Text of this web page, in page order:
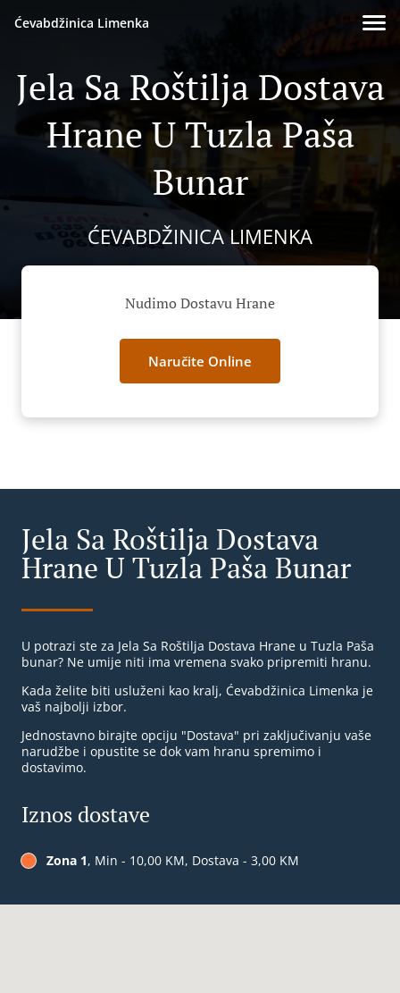
Ćevabdžinica Limenka
Jela Sa Roštilja Dostava
Hrane U Tuzla Paša
Bunar
ĆEVABDŽINICA LIMENKA
Nudimo Dostavu Hrane
Naručite Online
Jela Sa Roštilja Dostava
Hrane U Tuzla Paša Bunar
U potrazi ste za Jela Sa Roštilja Dostava Hrane u Tuzla Paša
bunar? Ne umije niti ima vremena svako pripremiti hranu.
Kada želite biti usluženi kao kralj, Ćevabdžinica Limenka je
vaš najbolji izbor.
Jednostavno birajte opciju "Dostava" pri zaključivanju vaše
narudžbe i opustite se dok vam hranu spremimo i
dostavimo.
Iznos dostave
Zona 1, Min - 10,00 KM, Dostava - 3,00 KM